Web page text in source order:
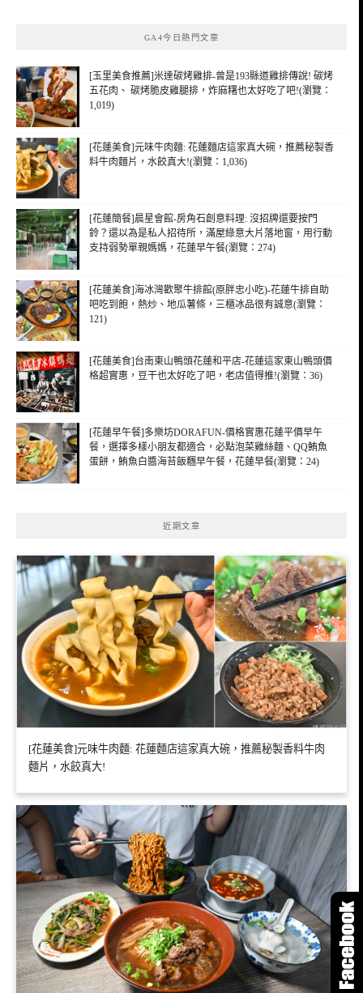
GA4今日熱門文章
[玉里美食推薦]米達碳烤雞排-曾是193縣道雞排傳說! 碳烤
五花肉、 碳烤脆皮雞腿排，炸麻糬也太好吃了吧!(瀏覽：
1,019)
[花蓮美食]元味牛肉麵: 花蓮麵店這家真大碗，推薦秘製香
料牛肉麵片，水餃真大!(瀏覽：1,036)
[花蓮簡餐]晨星會館-房角石創意料理: 沒招牌還要按門
鈴？還以為是私人招待所，滿屋綠意大片落地窗，用行動
支持弱勢單親媽媽，花蓮早午餐(瀏覽：274)
[花蓮美食]海冰灣歡聚牛排館(原胖忠小吃)-花蓮牛排自助
吧吃到飽，熱炒、地瓜薯條，三櫃冰品很有誠意(瀏覽：
121)
[花蓮美食]台南東山鴨頭花蓮和平店-花蓮這家東山鴨頭價
格超實惠，豆干也太好吃了吧，老店值得推!(瀏覽：36)
[花蓮早午餐]多樂坊DORAFUN-價格實惠花蓮平價早午
餐，選擇多樣小朋友都適合，必點泡菜雞絲麵、QQ鮪魚
蛋餅，鮪魚白醬海苔飯糰早午餐，花蓮早餐(瀏覽：24)
近期文章
[花蓮美食]元味牛肉麵: 花蓮麵店這家真大碗，推薦秘製香料牛肉
麵片，水餃真大!